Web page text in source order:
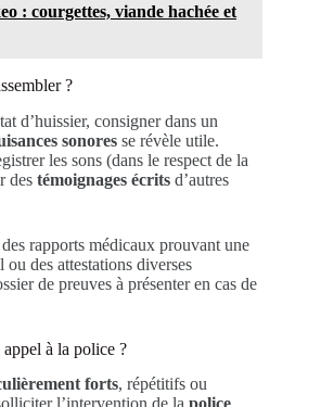
: courgettes, viande hachée et
?
d’huissier, consigner dans un
sonores se révèle utile.
les sons (dans le respect de la
des témoignages écrits d’autres
rapports médicaux prouvant une
des attestations diverses
de preuves à présenter en cas de
à la police ?
forts, répétitifs ou